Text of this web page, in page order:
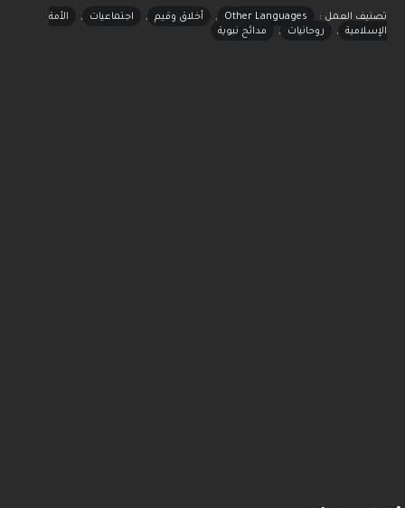
تصنيف العمل : Other Languages
, أخلاق وقيم , اجتماعيات ,
الأمة
الإسلامية
, روحانيات , مدائح نبوية